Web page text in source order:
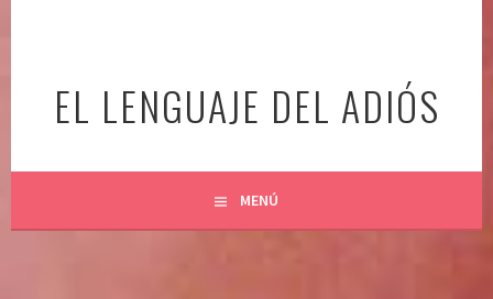
EL LENGUAJE DEL ADIÓS
MENÚ